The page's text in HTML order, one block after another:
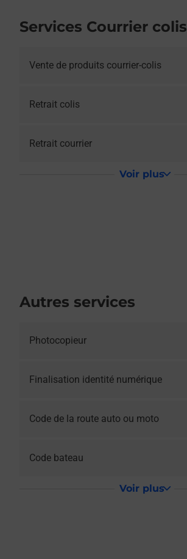
Services Courrier colis
Vente de produits courrier-colis
Retrait colis
Retrait courrier
Voir plus
Autres services
Photocopieur
Finalisation identité numérique
Code de la route auto ou moto
Code bateau
Voir plus